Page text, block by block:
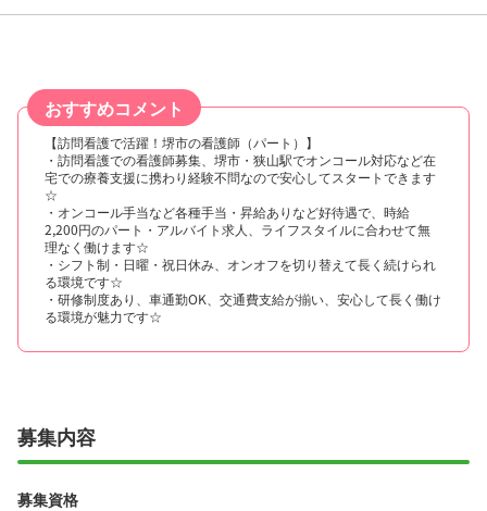
おすすめコメント
【訪問看護で活躍！堺市の看護師（パート）】
・訪問看護での看護師募集、堺市・狭山駅でオンコール対応など在
宅での療養支援に携わり経験不問なので安心してスタートできます
☆
・オンコール手当など各種手当・昇給ありなど好待遇で、時給
2,200円のパート・アルバイト求人、ライフスタイルに合わせて無
理なく働けます☆
・シフト制・日曜・祝日休み、オンオフを切り替えて長く続けられ
る環境です☆
・研修制度あり、車通勤OK、交通費支給が揃い、安心して長く働け
る環境が魅力です☆
募集内容
募集資格